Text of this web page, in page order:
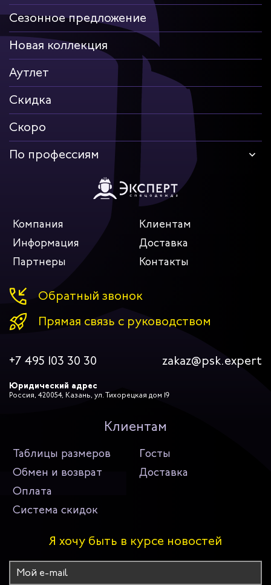
Сезонное предложение
Новая коллекция
Аутлет
Скидка
Скоро
По профессиям
Компания
Клиентам
Информация
Доставка
Партнеры
Контакты
Обратный звонок
Прямая связь с руководством
+7 495 103 30 30 zakaz@psk.expert
Юридический адрес
Россия, 420054, Казань, ул. Тихорецкая дом 19
Клиентам
Таблицы размеров
Госты
Обмен и возврат
Доставка
Оплата
Система скидок
Я хочу быть в курсе новостей